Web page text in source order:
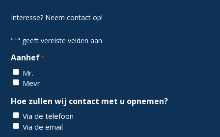
Interesse? Neem contact op!
"*" geeft vereiste velden aan
Aanhef*
Mr.
Mevr.
Hoe zullen wij contact met u opnemen?
Via de telefoon
Via de email